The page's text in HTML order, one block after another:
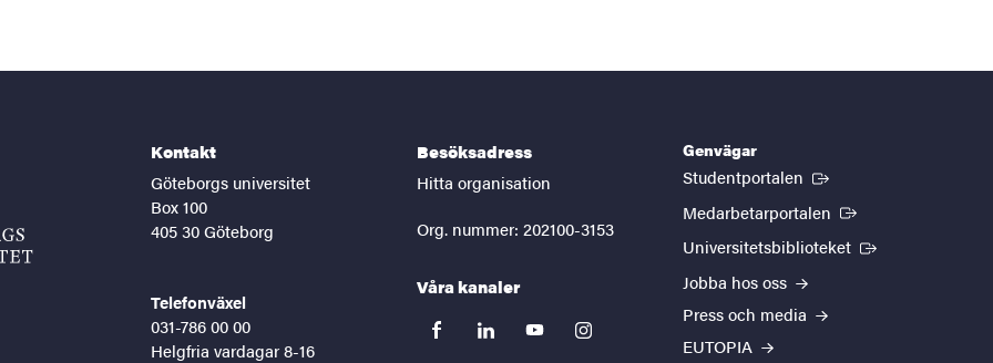
Kontakt
Göteborgs universitet
Box 100
405 30 Göteborg
Telefonväxel
031-786 00 00
Helgfria vardagar 8-16
Besöksadress
Hitta organisation
Org. nummer: 202100-3153
Våra kanaler
facebooklinkedinyoutubeinstagram
Genvägar
Studentportalen (Extern länk)
Medarbetarportalen (Extern länk)
Universitetsbiblioteket (Extern länk)
Jobba hos oss
Press och media
EUTOPIA